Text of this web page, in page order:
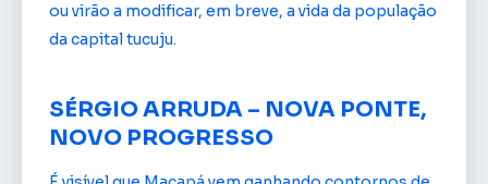
ou virão a modificar, em breve, a vida da população
da capital tucuju.
SÉRGIO ARRUDA – NOVA PONTE,
NOVO PROGRESSO